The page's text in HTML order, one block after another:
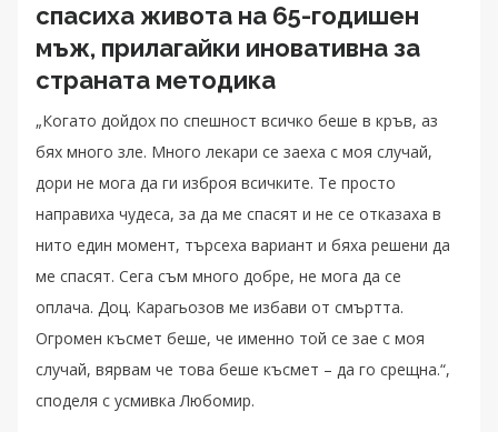
спасиха живота на 65-годишен
мъж, прилагайки иновативна за
страната методика
„Когато дойдох по спешност всичко беше в кръв, аз
бях много зле. Много лекари се заеха с моя случай,
дори не мога да ги изброя всичките. Те просто
направиха чудеса, за да ме спасят и не се отказаха в
нито един момент, търсеха вариант и бяха решени да
ме спасят. Сега съм много добре, не мога да се
оплача. Доц. Карагьозов ме избави от смъртта.
Огромен късмет беше, че именно той се зае с моя
случай, вярвам че това беше късмет – да го срещна.“,
споделя с усмивка Любомир.